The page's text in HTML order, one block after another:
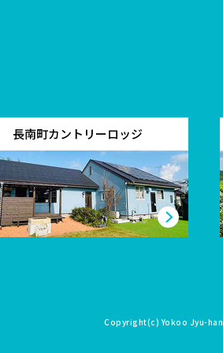
長南町カントリーロッジ
Copyright(c)Yokoo Jyu-han